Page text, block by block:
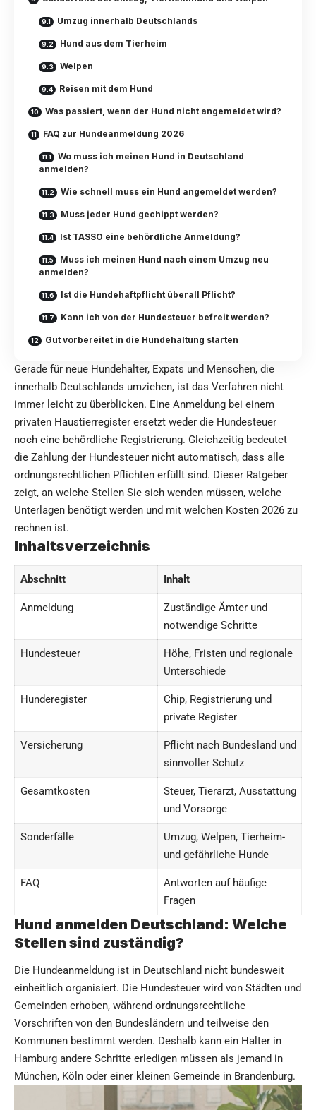
Umzug innerhalb Deutschlands
Hund aus dem Tierheim
Welpen
Reisen mit dem Hund
Was passiert, wenn der Hund nicht angemeldet wird?
FAQ zur Hundeanmeldung 2026
Wo muss ich meinen Hund in Deutschland
anmelden?
Wie schnell muss ein Hund angemeldet werden?
Muss jeder Hund gechippt werden?
Ist TASSO eine behördliche Anmeldung?
Muss ich meinen Hund nach einem Umzug neu
anmelden?
Ist die Hundehaftpflicht überall Pflicht?
Kann ich von der Hundesteuer befreit werden?
Gut vorbereitet in die Hundehaltung starten
Gerade für neue Hundehalter, Expats und Menschen, die
innerhalb Deutschlands umziehen, ist das Verfahren nicht
immer leicht zu überblicken. Eine Anmeldung bei einem
privaten Haustierregister ersetzt weder die Hundesteuer
noch eine behördliche Registrierung. Gleichzeitig bedeutet
die Zahlung der Hundesteuer nicht automatisch, dass alle
ordnungsrechtlichen Pflichten erfüllt sind. Dieser Ratgeber
zeigt, an welche Stellen Sie sich wenden müssen, welche
Unterlagen benötigt werden und mit welchen Kosten 2026 zu
rechnen ist.
Inhaltsverzeichnis
Abschnitt Inhalt
Anmeldung
Zuständige Ämter und
notwendige Schritte
Hundesteuer
Höhe, Fristen und regionale
Unterschiede
Hunderegister
Chip, Registrierung und
private Register
Versicherung
Pflicht nach Bundesland und
sinnvoller Schutz
Gesamtkosten
Steuer, Tierarzt, Ausstattung
und Vorsorge
Sonderfälle
Umzug, Welpen, Tierheim-
und gefährliche Hunde
FAQ
Antworten auf häufige
Fragen
Hund anmelden Deutschland: Welche
Stellen sind zuständig?
Die Hundeanmeldung ist in Deutschland nicht bundesweit
einheitlich organisiert. Die Hundesteuer wird von Städten und
Gemeinden erhoben, während ordnungsrechtliche
Vorschriften von den Bundesländern und teilweise den
Kommunen bestimmt werden. Deshalb kann ein Halter in
Hamburg andere Schritte erledigen müssen als jemand in
München, Köln oder einer kleinen Gemeinde in Brandenburg.